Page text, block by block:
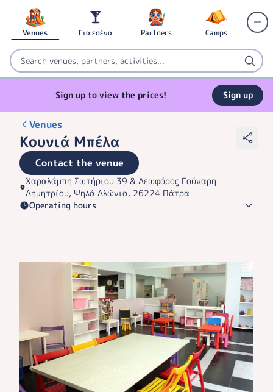
Venues Για εσένα Partners Camps
Sign up to view the prices! Sign up
Venues
Κουνιά Μπέλα
Contact the venue
Χαραλάμπη Σωτήριου 39 & Λεωφόρος Γούναρη
Δημητρίου, Ψηλά Αλώνια, 26224 Πάτρα
Operating hours